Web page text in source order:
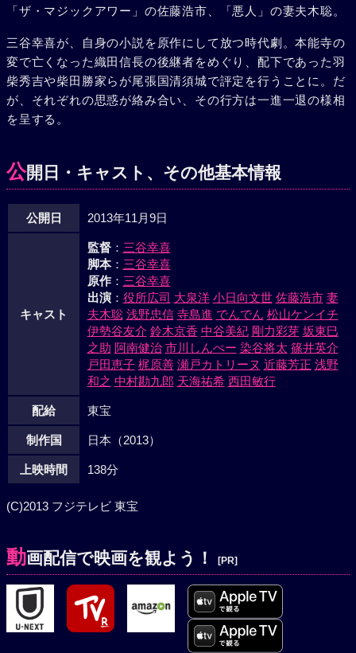
「ザ・マジックアワー」の佐藤浩市、「悪人」の妻夫木聡。
三谷幸喜が、自身の小説を原作にして放つ時代劇。本能寺の
変で亡くなった織田信長の後継者をめぐり、配下であった羽
柴秀吉や柴田勝家らが尾張国清須城で評定を行うことに。だ
が、それぞれの思惑が絡み合い、その行方は一進一退の様相
を呈する。
公開日・キャスト、その他基本情報
公開日 2013年11月9日
キャスト
監督： 三谷幸喜
脚本： 三谷幸喜
原作： 三谷幸喜
出演： 役所広司 大泉洋 小日向文世 佐藤浩市 妻
夫木聡 浅野忠信 寺島進 でんでん 松山ケンイチ
伊勢谷友介 鈴木京香 中谷美紀 剛力彩芽 坂東巳
之助 阿南健治 市川しんぺー 染谷将太 篠井英介
戸田恵子 梶原善 瀬戸カトリーヌ 近藤芳正 浅野
和之 中村勘九郎 天海祐希 西田敏行
配給 東宝
制作国 日本（2013）
上映時間 138分
(C)2013 フジテレビ 東宝
動画配信で映画を観よう！ [PR]